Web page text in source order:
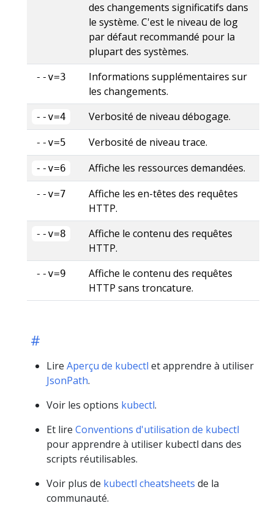
des changements significatifs dans
le système. C'est le niveau de log
par défaut recommandé pour la
plupart des systèmes.
--v=3
Informations supplémentaires sur
les changements.
--v=4 Verbosité de niveau débogage.
--v=5 Verbosité de niveau trace.
--v=6 Affiche les ressources demandées.
--v=7
Affiche les en-têtes des requêtes
HTTP.
--v=8
Affiche le contenu des requêtes
HTTP.
--v=9
Affiche le contenu des requêtes
HTTP sans troncature.
Lire Aperçu de kubectl et apprendre à utiliser
JsonPath.
Voir les options kubectl.
Et lire Conventions d'utilisation de kubectl
pour apprendre à utiliser kubectl dans des
scripts réutilisables.
Voir plus de kubectl cheatsheets de la
communauté.